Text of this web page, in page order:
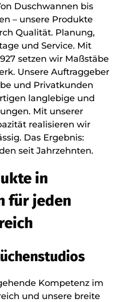
Duschwannen bis
– unsere Produkte
Qualität. Planung,
und Service. Mit
setzen wir Maßstäbe
Unsere Auftraggeber
und Privatkunden
langlebige und
Mit unserer
realisieren wir
Das Ergebnis:
seit Jahrzehnten.
in
für jeden
Kompetenz im
und unsere breite